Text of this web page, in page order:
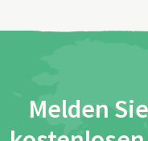
Melden